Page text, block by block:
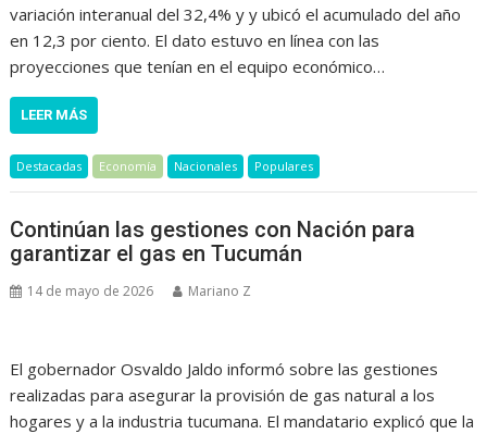
variación interanual del 32,4% y y ubicó el acumulado del año
en 12,3 por ciento. El dato estuvo en línea con las
proyecciones que tenían en el equipo económico…
LEER MÁS
Destacadas Economía Nacionales Populares
Continúan las gestiones con Nación para
garantizar el gas en Tucumán
14 de mayo de 2026 Mariano Z
El gobernador Osvaldo Jaldo informó sobre las gestiones
realizadas para asegurar la provisión de gas natural a los
hogares y a la industria tucumana. El mandatario explicó que la